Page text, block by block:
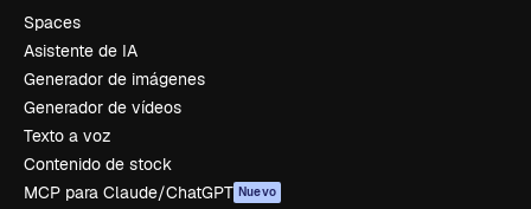
Spaces
Asistente de IA
Generador de imágenes
Generador de vídeos
Texto a voz
Contenido de stock
MCP para Claude/ChatGPT Nuevo